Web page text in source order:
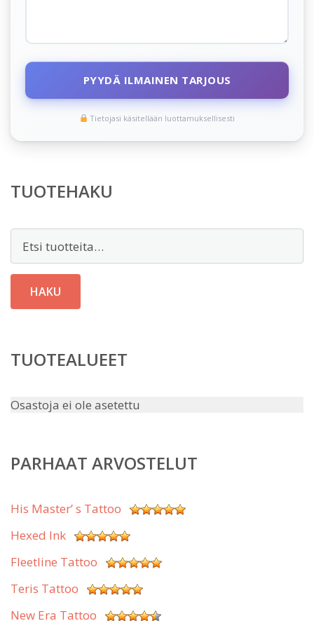
PYYDÄ ILMAINEN TARJOUS
Tietojasi käsitellään luottamuksellisesti
TUOTEHAKU
HAKU
TUOTEALUEET
Osastoja ei ole asetettu
PARHAAT ARVOSTELUT
His Master’ s Tattoo
Hexed Ink
Fleetline Tattoo
Teris Tattoo
New Era Tattoo